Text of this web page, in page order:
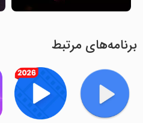
برنامه‌های مرتبط